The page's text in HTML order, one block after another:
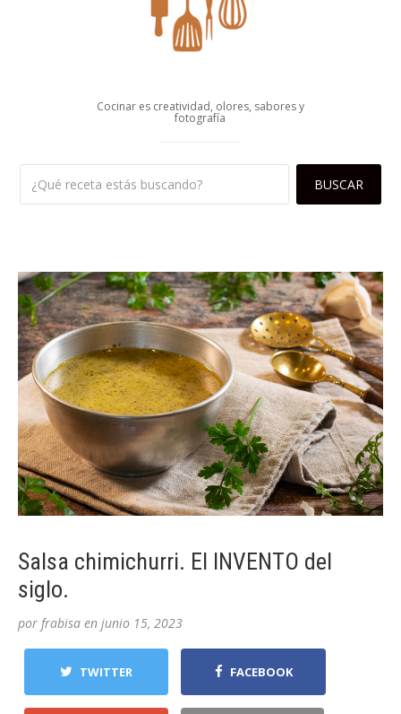
Cocinar es creatividad, olores, sabores y
fotografía
Salsa chimichurri. El INVENTO del
siglo.
por frabisa en junio 15, 2023
TWITTER FACEBOOK